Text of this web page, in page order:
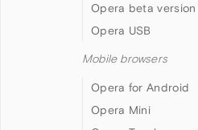
Opera beta version
Opera USB
Mobile browsers
Opera for Android
Opera Mini